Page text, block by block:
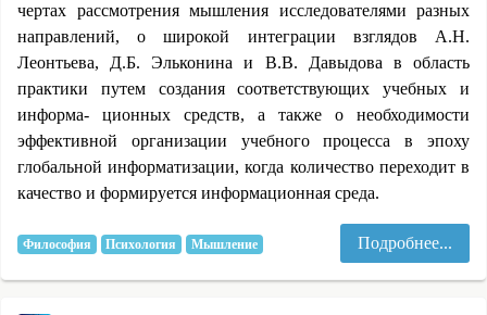
чертах рассмотрения мышления исследователями разных
направлений, о широкой интеграции взглядов А.Н.
Леонтьева, Д.Б. Эльконина и В.В. Давыдова в область
практики путем создания соответствующих учебных и
информа- ционных средств, а также о необходимости
эффективной организации учебного процесса в эпоху
глобальной информатизации, когда количество переходит в
качество и формируется информационная среда.
Философия Психология Мышление Подробнее...